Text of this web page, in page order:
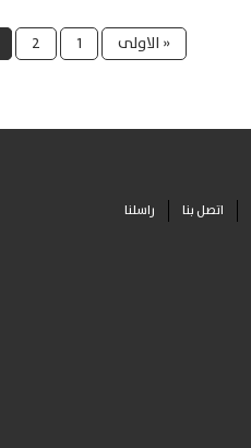
« الاولى 1
2
اتصل بنا راسلنا